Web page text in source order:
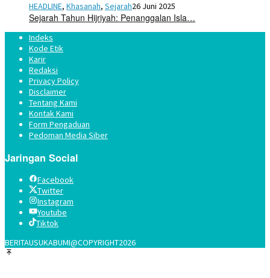
HEADLINE, Khasanah, Sejarah26 Juni 2025
Sejarah Tahun Hijriyah: Penanggalan Isla…
Indeks
Kode Etik
Karir
Redaksi
Privacy Policy
Disclaimer
Tentang Kami
Kontak Kami
Form Pengaduan
Pedoman Media Siber
Jaringan Social
Facebook
Twitter
Instagram
Youtube
Tiktok
BERITAUSUKABUMI@COPYRIGHT2026